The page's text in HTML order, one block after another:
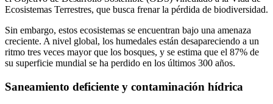
Ecosistemas Terrestres, que busca frenar la pérdida de biodiversidad.
Sin embargo, estos ecosistemas se encuentran bajo una amenaza
creciente. A nivel global, los humedales están desapareciendo a un
ritmo tres veces mayor que los bosques, y se estima que el 87% de
su superficie mundial se ha perdido en los últimos 300 años.
Saneamiento deficiente y contaminación hídrica